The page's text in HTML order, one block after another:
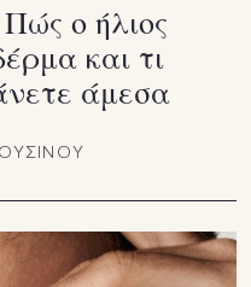
ο ήλιος
και τι
άμεσα